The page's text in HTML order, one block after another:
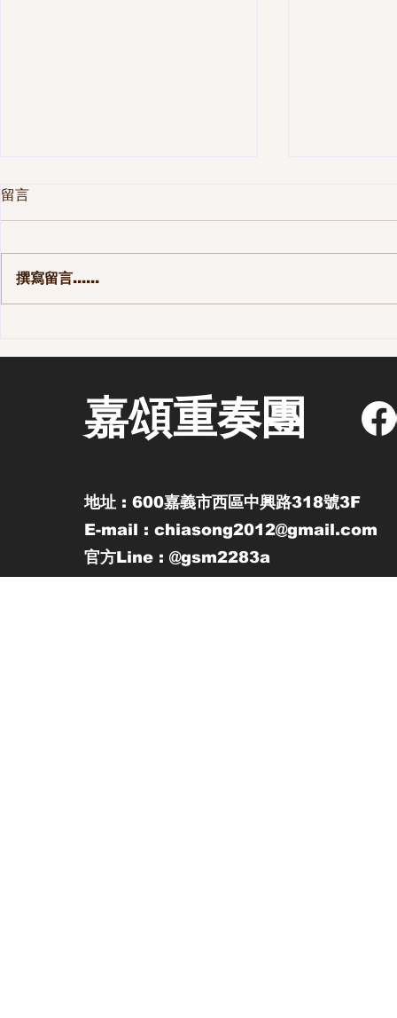
現的事
街區 - 老嘉
留言
撰寫留言......
嘉頌重奏團
地址 : 600嘉義市西區中興路318號3F
E-mail : chiasong2012@gmail.com
官方Line : @gsm2283a